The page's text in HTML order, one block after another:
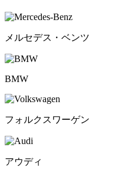
メルセデス・ベンツ
BMW
フォルクスワーゲン
アウディ